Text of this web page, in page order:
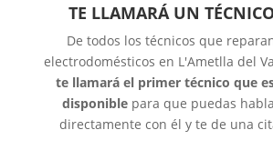
TE LLAMARÁ UN
De todos los técnicos que
electrodomésticos en L'Ametlla del
te llamará el primer técnico que
disponible para que puedas
directamente con él y te de una